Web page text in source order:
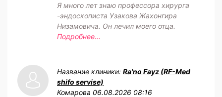
Я много лет знаю профессора хирурга
-эндоскописта Узакова Жахонгира
Низамовича. Он лечил моего отца.
Подробнее...
Название клиники: Ra'no Fayz (RF-Med
shifo servise)
Комарова 06.08.2026 08:16